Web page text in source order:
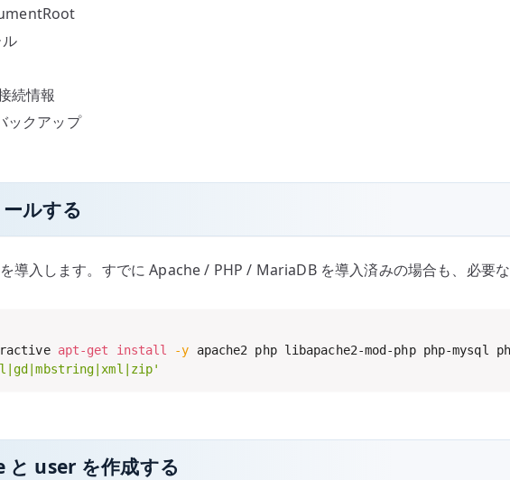
続情報
ックアップ
ルする
導入します。すでに Apache / PHP / MariaDB を導入済みの場合も、必要
apt-get install -y apache2 php libapache2-mod-php php-
user を作成する